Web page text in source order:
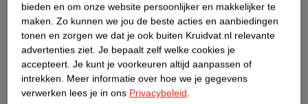
Productinformatie
Nature Impact Score
Dit product heeft (nog) geen Nature
Impact Score.
Meer informatie
bieden en om onze website persoonlijker en makkelijker te
maken. Zo kunnen we jou de beste acties en aanbiedingen
tonen en zorgen we dat je ook buiten Kruidvat.nl relevante
advertenties ziet. Je bepaalt zelf welke cookies je
accepteert. Je kunt je voorkeuren altijd aanpassen of
intrekken. Meer informatie over hoe we je gegevens
verwerken lees je in ons Privacybeleid.